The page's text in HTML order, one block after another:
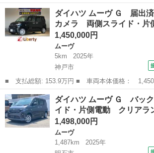
名： ダイハツ ■ 車種名： ムーヴ ■ グレード
ョン ナビ／地デジＴＶ／キーレスエントリー／
■ 排気量： 6...
兵庫 尼崎市 ムーヴ
ダイハツ ムーヴ Ｇ 届出
カメラ 両側スライド・
1,450,000円
ムーヴ
5km
2025年
神戸市
■ 支払総額: 153.9万円 ■ 車両本体価格： 1,450,000 円 ■ メーカ
ー名： ダイハツ ■ 車種名： ムーヴ ■ グレ
済未使用車 バックカメラ 両側スライド・片側
ソナー ...
兵庫 神戸市 ムーヴ
ダイハツ ムーヴ Ｇ バッ
イド・片側電動 クリアラ
1,498,000円
ムーヴ
1,487km
2025年